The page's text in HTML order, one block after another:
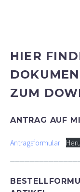
HIER
ZUM
ANTRAG AUF
Antragsformular